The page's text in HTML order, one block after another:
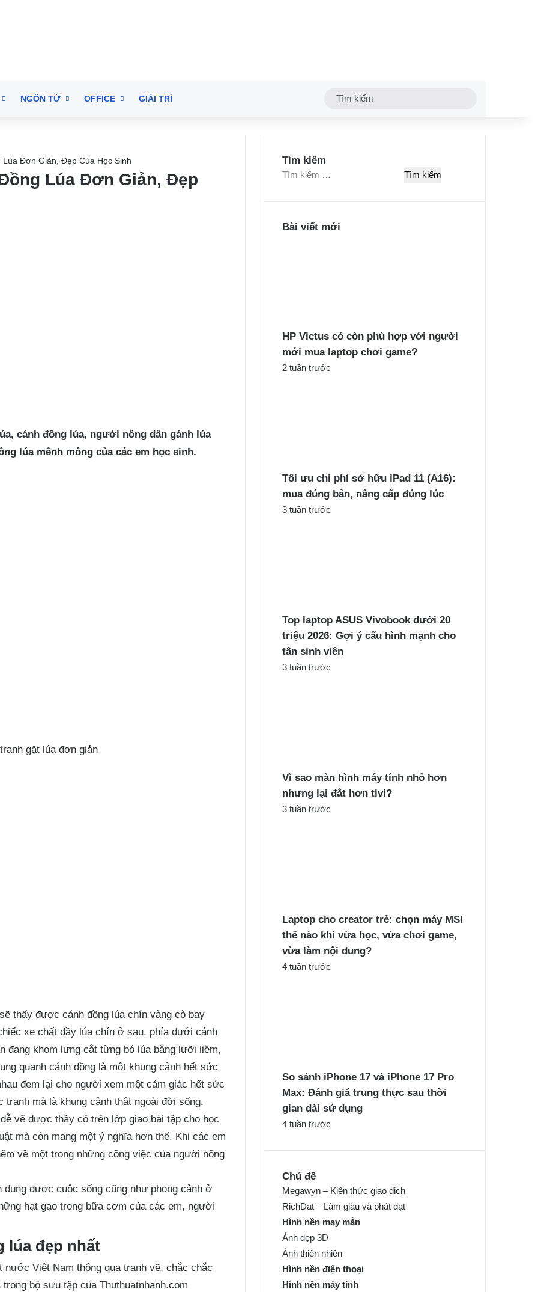
NGÔN TỪ OFFICE GIẢI TRÍ
Đơn Giản, Đẹp Của Học Sinh
Lúa Đơn Giản, Đẹp
cánh đồng lúa, người nông dân gánh lúa
lúa mênh mông của các em học sinh.
gặt lúa đơn giản
thấy được cánh đồng lúa chín vàng cò bay
xe chất đầy lúa chín ở sau, phía dưới cánh
đang khom lưng cắt từng bó lúa bằng lưỡi liềm,
quanh cánh đồng là một khung cảnh hết sức
đem lại cho người xem một cảm giác hết sức
mà là khung cảnh thật ngoài đời sống.
vẽ được thầy cô trên lớp giao bài tập cho học
mà còn mang một ý nghĩa hơn thế. Khi các em
về một trong những công việc của người nông
được cuộc sống cũng như phong cảnh ở
hạt gạo trong bữa cơm của các em, người
lúa đẹp nhất
Việt Nam thông qua tranh vẽ, chắc chắc
bộ sưu tập của Thuthuatnhanh.com
Tìm kiếm
T
k
:
Bài viết mới
HP Victus có còn phù hợp với người
mới mua laptop chơi game?
2 tuần trước
Tối ưu chi phí sở hữu iPad 11 (A16):
mua đúng bản, nâng cấp đúng lúc
3 tuần trước
Top laptop ASUS Vivobook dưới 20
triệu 2026: Gợi ý cấu hình mạnh cho
tân sinh viên
3 tuần trước
Vì sao màn hình máy tính nhỏ hơn
nhưng lại đắt hơn tivi?
3 tuần trước
Laptop cho creator trẻ: chọn máy MSI
thế nào khi vừa học, vừa chơi game,
vừa làm nội dung?
4 tuần trước
So sánh iPhone 17 và iPhone 17 Pro
Max: Đánh giá trung thực sau thời
gian dài sử dụng
4 tuần trước
Chủ đề
Megawyn – Kiến thức giao dịch
RichDat – Làm giàu và phát đạt
Hình nền may mắn
Ảnh đẹp 3D
Ảnh thiên nhiên
Hình nền điện thoại
Hình nền máy tính